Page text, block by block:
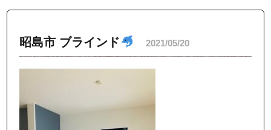
昭島市 ブラインド 2021/05/20